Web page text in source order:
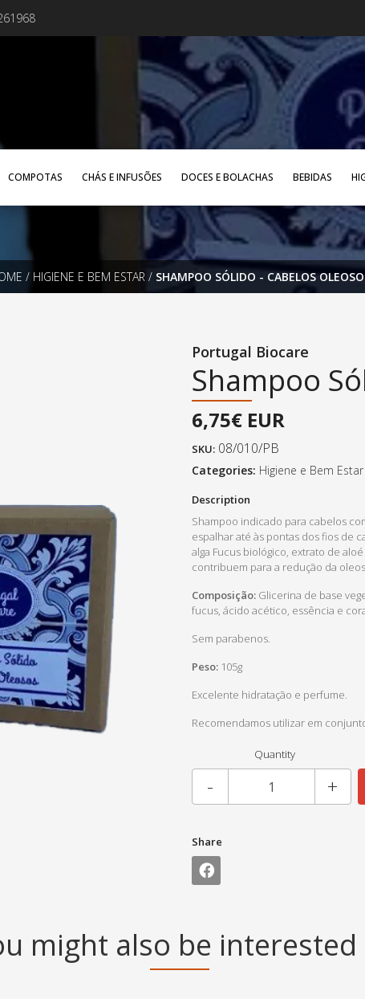
COMPOTAS CHÁS E INFUSÕES DOCES E BOLACHAS BEBIDAS
/ HIGIENE E BEM ESTAR/ SHAMPOO SÓLIDO - CABELOS
Portugal Biocare
Shampoo
6,75€ EUR
SKU: 08/010/PB
Categories: Higiene e Bem Estar
Description
Shampoo indicado para cabelos
espalhar até às pontas dos fios de
alga Fucus biológico, extrato de
contribuem para a redução da
Composição: Glicerina de base
fucus, ácido acético, essência e
Sem parabenos.
Peso: 105g
Excelente hidratação e perfume.
Recomendamos utilizar em
Quantity
+
-
Share
might also be interested